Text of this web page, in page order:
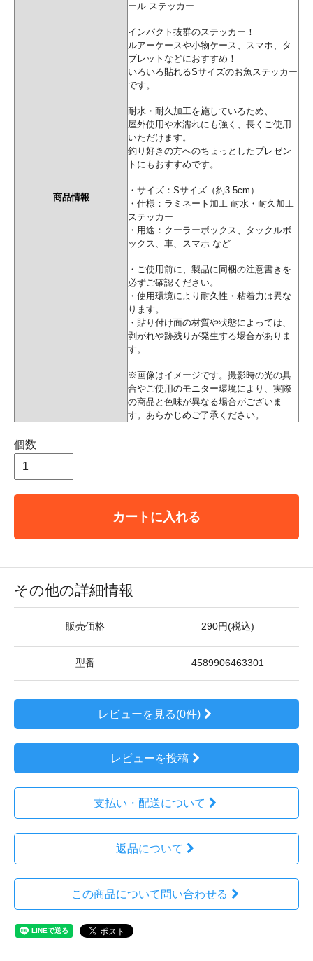
商品情報
ール ステッカー
インパクト抜群のステッカー！
ルアーケースや小物ケース、スマホ、タ
ブレットなどにおすすめ！
いろいろ貼れるSサイズのお魚ステッカー
です。
耐水・耐久加工を施しているため、
屋外使用や水濡れにも強く、長くご使用
いただけます。
釣り好きの方へのちょっとしたプレゼン
トにもおすすめです。
・サイズ：Sサイズ（約3.5cm）
・仕様：ラミネート加工 耐水・耐久加工
ステッカー
・用途：クーラーボックス、タックルボ
ックス、車、スマホ など
・ご使用前に、製品に同梱の注意書きを
必ずご確認ください。
・使用環境により耐久性・粘着力は異な
ります。
・貼り付け面の材質や状態によっては、
剥がれや跡残りが発生する場合がありま
す。
※画像はイメージです。撮影時の光の具
合やご使用のモニター環境により、実際
の商品と色味が異なる場合がございま
す。あらかじめご了承ください。
個数
カートに入れる
その他の詳細情報
販売価格 290円(税込)
型番 4589906463301
レビューを見る(0件)
レビューを投稿
支払い・配送について
返品について
この商品について問い合わせる